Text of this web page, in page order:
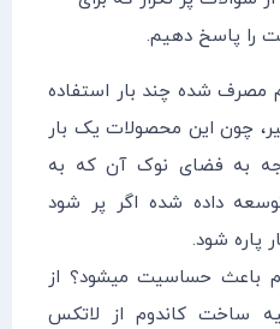
را پاسخ دهیم.
مصرف شده چند بار استفاده
چون این محصولات یک بار
به فضای نوک آن که به
داده شده اگر پر شود
پاره شود.
باعث حساسیت میشود؟ از
ساخت کاندوم از لاتکس